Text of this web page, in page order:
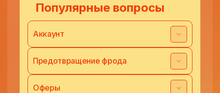
Популярные вопросы
Аккаунт
Предотвращение фрода
Оферы